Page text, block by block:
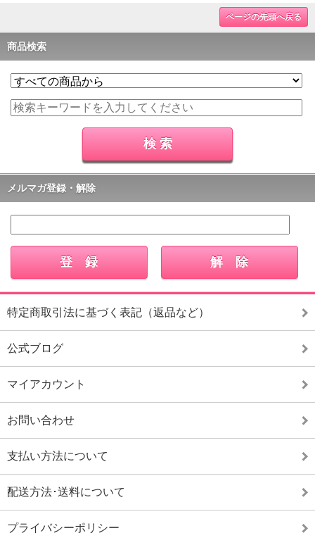
ページの先頭へ戻る
商品検索
メルマガ登録・解除
特定商取引法に基づく表記（返品など）
公式ブログ
マイアカウント
お問い合わせ
支払い方法について
配送方法･送料について
プライバシーポリシー